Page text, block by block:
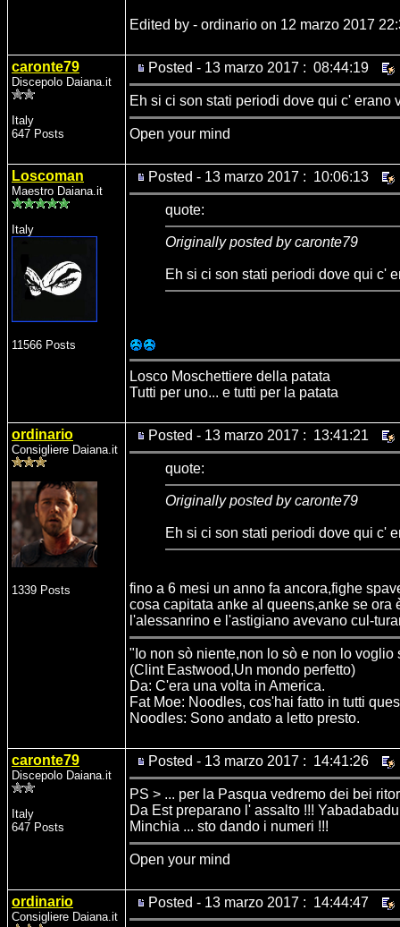
Edited by - ordinario on 12 marzo 2017
caronte79
Discepolo Daiana.it
Italy
647 Posts
Posted - 13 marzo 2017 : 08:44:19
Eh si ci son stati periodi dove qui c' erano
Open your mind
Loscoman
Maestro Daiana.it
Italy
11566 Posts
Posted - 13 marzo 2017 : 10:06:13
quote:
Originally posted by caronte79
Eh si ci son stati periodi dove qui c'
Losco Moschettiere della patata
Tutti per uno... e tutti per la patata
ordinario
Consigliere Daiana.it
1339 Posts
Posted - 13 marzo 2017 : 13:41:21
quote:
Originally posted by caronte79
Eh si ci son stati periodi dove qui c'
fino a 6 mesi un anno fa ancora,fighe
cosa capitata anke al queens,anke se
l'alessanrino e l'astigiano avevano cul-
"Io non sò niente,non lo sò e non lo voglio
(Clint Eastwood,Un mondo perfetto)
Da: C'era una volta in America.
Fat Moe: Noodles, cos'hai fatto in tutti
Noodles: Sono andato a letto presto.
caronte79
Discepolo Daiana.it
Italy
647 Posts
Posted - 13 marzo 2017 : 14:41:26
PS > ... per la Pasqua vedremo dei bei
Da Est preparano l' assalto !!!
Minchia ... sto dando i numeri !!!
Open your mind
ordinario
Consigliere Daiana.it
Posted - 13 marzo 2017 : 14:44:47